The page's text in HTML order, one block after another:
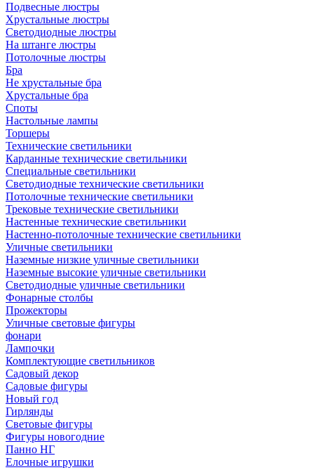
Подвесные люстры
Хрустальные люстры
Светодиодные люстры
На штанге люстры
Потолочные люстры
Бра
Не хрустальные бра
Хрустальные бра
Споты
Настольные лампы
Торшеры
Технические светильники
Карданные технические светильники
Специальные светильники
Светодиодные технические светильники
Потолочные технические светильники
Трековые технические светильники
Настенные технические светильники
Настенно-потолочные технические светильники
Уличные светильники
Наземные низкие уличные светильники
Наземные высокие уличные светильники
Светодиодные уличные светильники
Фонарные столбы
Прожекторы
Уличные световые фигуры
фонари
Лампочки
Комплектующие светильников
Садовый декор
Садовые фигуры
Новый год
Гирлянды
Световые фигуры
Фигуры новогодние
Панно НГ
Елочные игрушки